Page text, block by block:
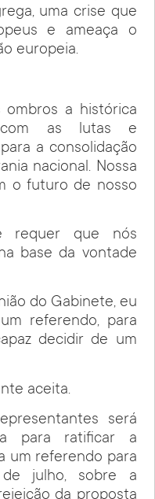
uma crise que
e ameaça o
europeia.
ombros a histórica
com as lutas e
a consolidação
nacional. Nossa
o futuro de nosso
requer que nós
base da vontade
do Gabinete, eu
referendo, para
decidir de um
aceita.
será
para ratificar a
um referendo para
julho, sobre a